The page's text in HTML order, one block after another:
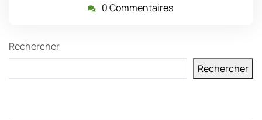
0 Commentaires
Rechercher
Rechercher